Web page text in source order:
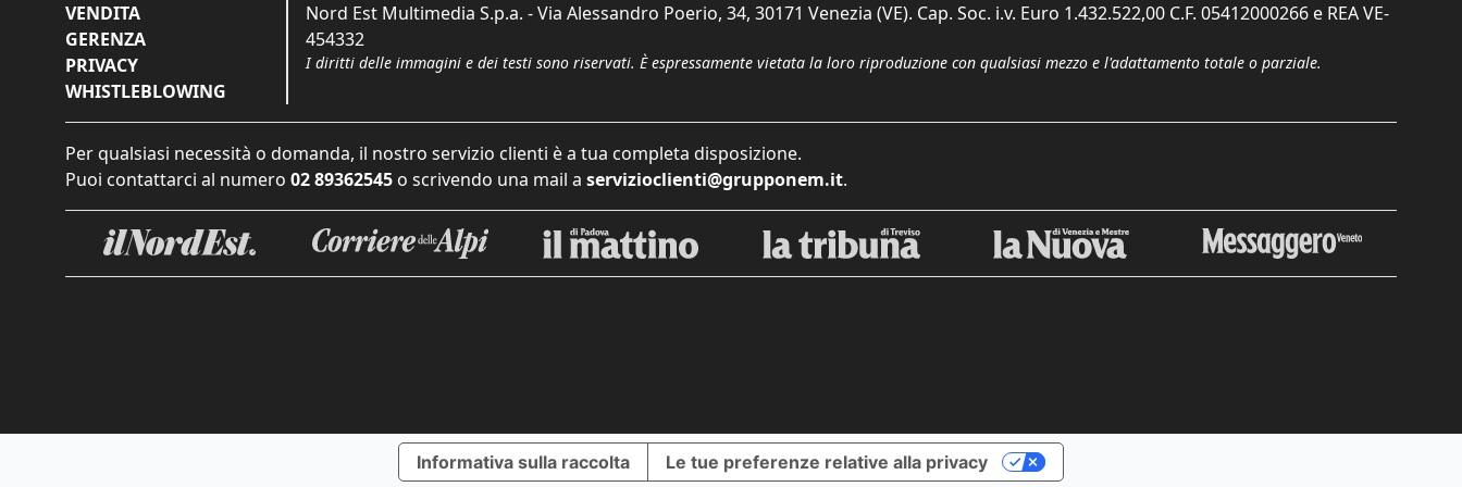
VENDITA
GERENZA
PRIVACY
WHISTLEBLOWING
Nord Est Multimedia S.p.a. - Via Alessandro Poerio, 34, 30171 Venezia (VE). Cap. Soc. i.v. Euro 1.432.522,00 C.F. 05412000266 e REA VE-
454332
I diritti delle immagini e dei testi sono riservati. È espressamente vietata la loro riproduzione con qualsiasi mezzo e l'adattamento totale o parziale.
Per qualsiasi necessità o domanda, il nostro servizio clienti è a tua completa disposizione.
Puoi contattarci al numero 02 89362545 o scrivendo una mail a servizioclienti@grupponem.it.
Informativa sulla raccolta Le tue preferenze relative alla privacy